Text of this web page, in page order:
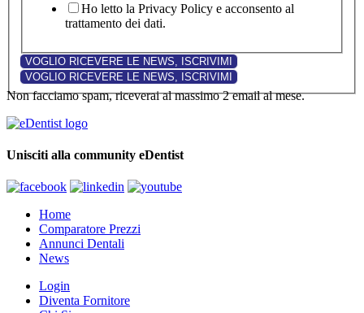
Ho letto la Privacy Policy e acconsento al
trattamento dei dati.
Non facciamo spam, riceverai al massimo 2 email al mese.
Unisciti alla community eDentist
Home
Comparatore Prezzi
Annunci Dentali
News
Login
Diventa Fornitore